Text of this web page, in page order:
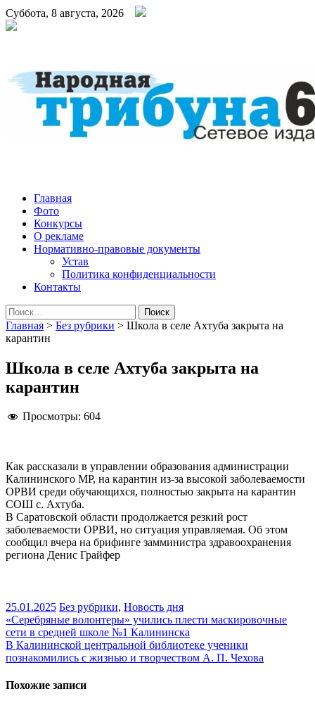
Суббота, 8 августа, 2026
Народная трибуна
Калининская районная газета
Главная
Фото
Конкурсы
О рекламе
Нормативно-правовые документы
Устав
Политика конфиденциальности
Контакты
Найти:
Главная > Без рубрики > Школа в селе Ахтуба закрыта на
карантин
Школа в селе Ахтуба закрыта на
карантин
Просмотры: 604
Как рассказали в управлении образования администрации
Калининского МР, на карантин из-за высокой заболеваемости
ОРВИ среди обучающихся, полностью закрыта на карантин
СОШ с. Ахтуба.
В Саратовской области продолжается резкий рост
заболеваемости ОРВИ, но ситуация управляемая. Об этом
сообщил вчера на брифинге замминистра здравоохранения
региона Денис Грайфер
25.01.2025 Без рубрики, Новость дня
Навигация
по
записям
«Серебряные волонтеры» учились плести маскировочные
сети в средней школе №1 Калининска
В Калининской центральной библиотеке ученики
познакомились с жизнью и творчеством А. П. Чехова
Похожие записи